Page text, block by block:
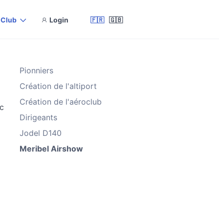
Login 🇫🇷 🇬🇧
Pionniers
Création de l'altiport
Création de l'aéroclub
Dirigeants
Jodel D140
Meribel Airshow